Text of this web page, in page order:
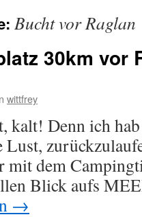
Bucht vor Raglan
30km vor
wittfrey
kalt! Denn ich
Lust,
mit dem
Blick aufs
→